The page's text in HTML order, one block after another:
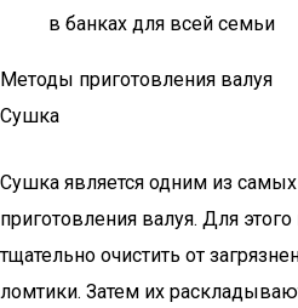
в банках для всей семьи
Методы приготовления валуя
Сушка
Сушка является одним из
приготовления валуя. Для
тщательно очистить от
ломтики. Затем их